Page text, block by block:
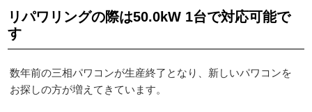
リパワリングの際は50.0kW 1台で対応可能で
す
数年前の三相パワコンが生産終了となり、新しいパワコンを
お探しの方が増えてきています。